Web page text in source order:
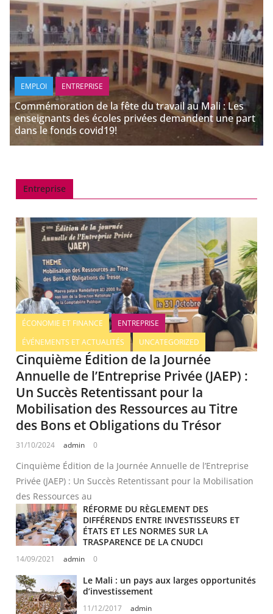
EMPLOI ENTREPRISE
Commémoration de la fête du travail au Mali : Les
enseignants des écoles privées demandent une part
dans le fonds covid19!
Entreprise
ÉCONOMIE ET FINANCE
ENTREPRISE
ÉVÉNEMENTS ET ACTUALITÉS
UNCATEGORIZED
Cinquième Édition de la Journée
Annuelle de l’Entreprise Privée (JAEP) :
Un Succès Retentissant pour la
Mobilisation des Ressources au Titre
des Bons et Obligations du Trésor
31/10/2024 admin 0
Cinquième Édition de la Journée Annuelle de l’Entreprise
Privée (JAEP) : Un Succès Retentissant pour la Mobilisation
des Ressources au
RÉFORME DU RÈGLEMENT DES
DIFFÉRENDS ENTRE INVESTISSEURS ET
ÉTATS ET LES NORMES SUR LA
TRASPARENCE DE LA CNUDCI
14/09/2021 admin 0
Le Mali : un pays aux larges opportunités
d’investissement
11/12/2017 admin